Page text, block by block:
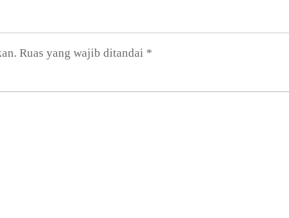
Ruas yang wajib ditandai *